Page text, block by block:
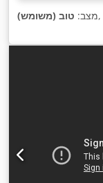
מצב: טוב (משומש) ,